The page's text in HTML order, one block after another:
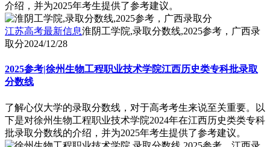
介绍，并为2025年考生提供了参考建议。
江苏高考最新信息淮阴工学院,录取分数线,2025参考，广西录
取分2024/12/28
2025参考|徐州生物工程职业技术学院江西历史类专科批录取
分数线
了解心仪大学的录取分数线，对于高考考生来说至关重要。以
下是对徐州生物工程职业技术学院2024年在江西历史类类专科
批录取分数线的介绍，并为2025年考生提供了参考建议。